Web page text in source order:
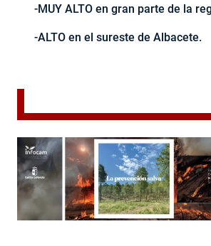
-MUY ALTO en gran parte de la
-ALTO en el sureste de Albacete.